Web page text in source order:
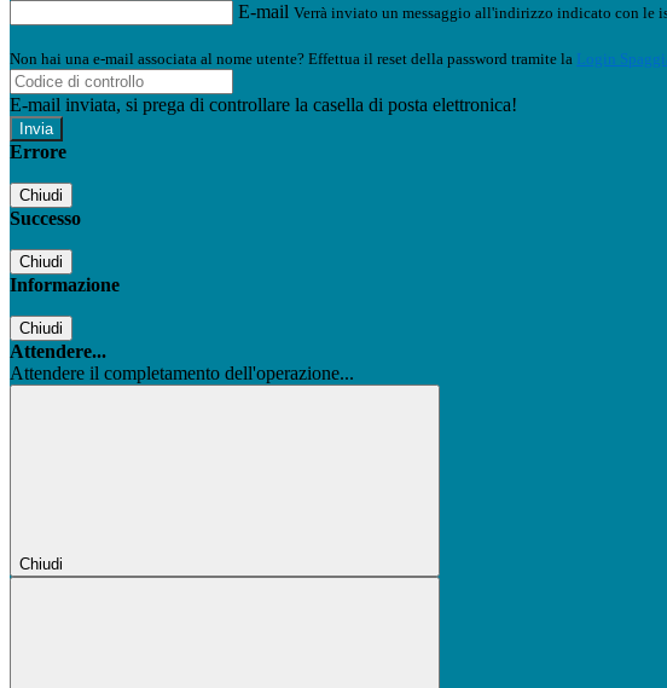
E-mail Verrà inviato un messaggio all'indirizzo indicato con le
Non hai una e-mail associata al nome utente? Effettua il reset della password tramite la Login
E-mail inviata, si prega di controllare la casella di posta elettronica!
Errore
Chiudi
Successo
Chiudi
Informazione
Chiudi
Attendere...
Attendere il completamento dell'operazione...
Chiudi